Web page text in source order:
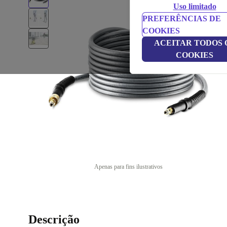
Uso limitado
PREFERÊNCIAS DE
COOKIES
ACEITAR TODOS
COOKIES
Apenas para fins ilustrativos
Descrição